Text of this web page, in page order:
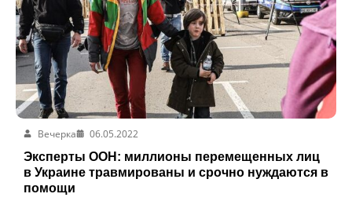
Вечерка
06.05.2022
Эксперты ООН: миллионы перемещенных лиц
в Украине травмированы и срочно нуждаются в
помощи